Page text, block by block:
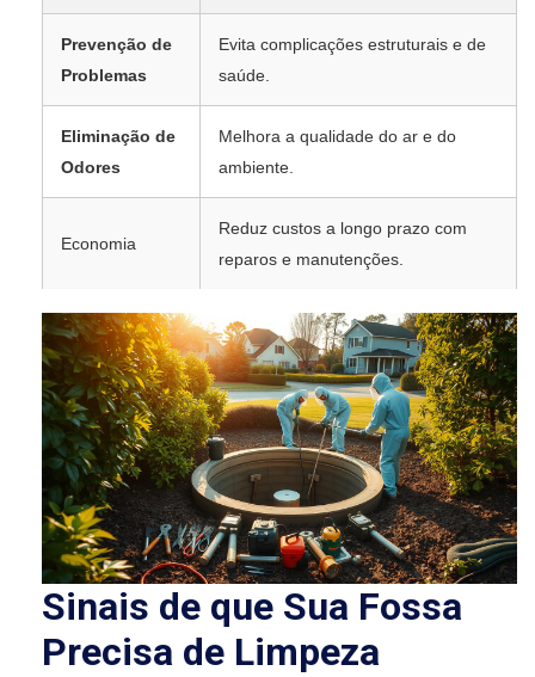
Prevenção de
Problemas
Evita complicações estruturais e de
saúde.
Eliminação de
Odores
Melhora a qualidade do ar e do
ambiente.
Economia
Reduz custos a longo prazo com
reparos e manutenções.
Sinais de que Sua Fossa
Precisa de Limpeza